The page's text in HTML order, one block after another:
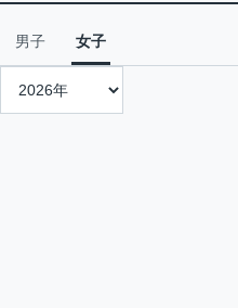
男子 女子